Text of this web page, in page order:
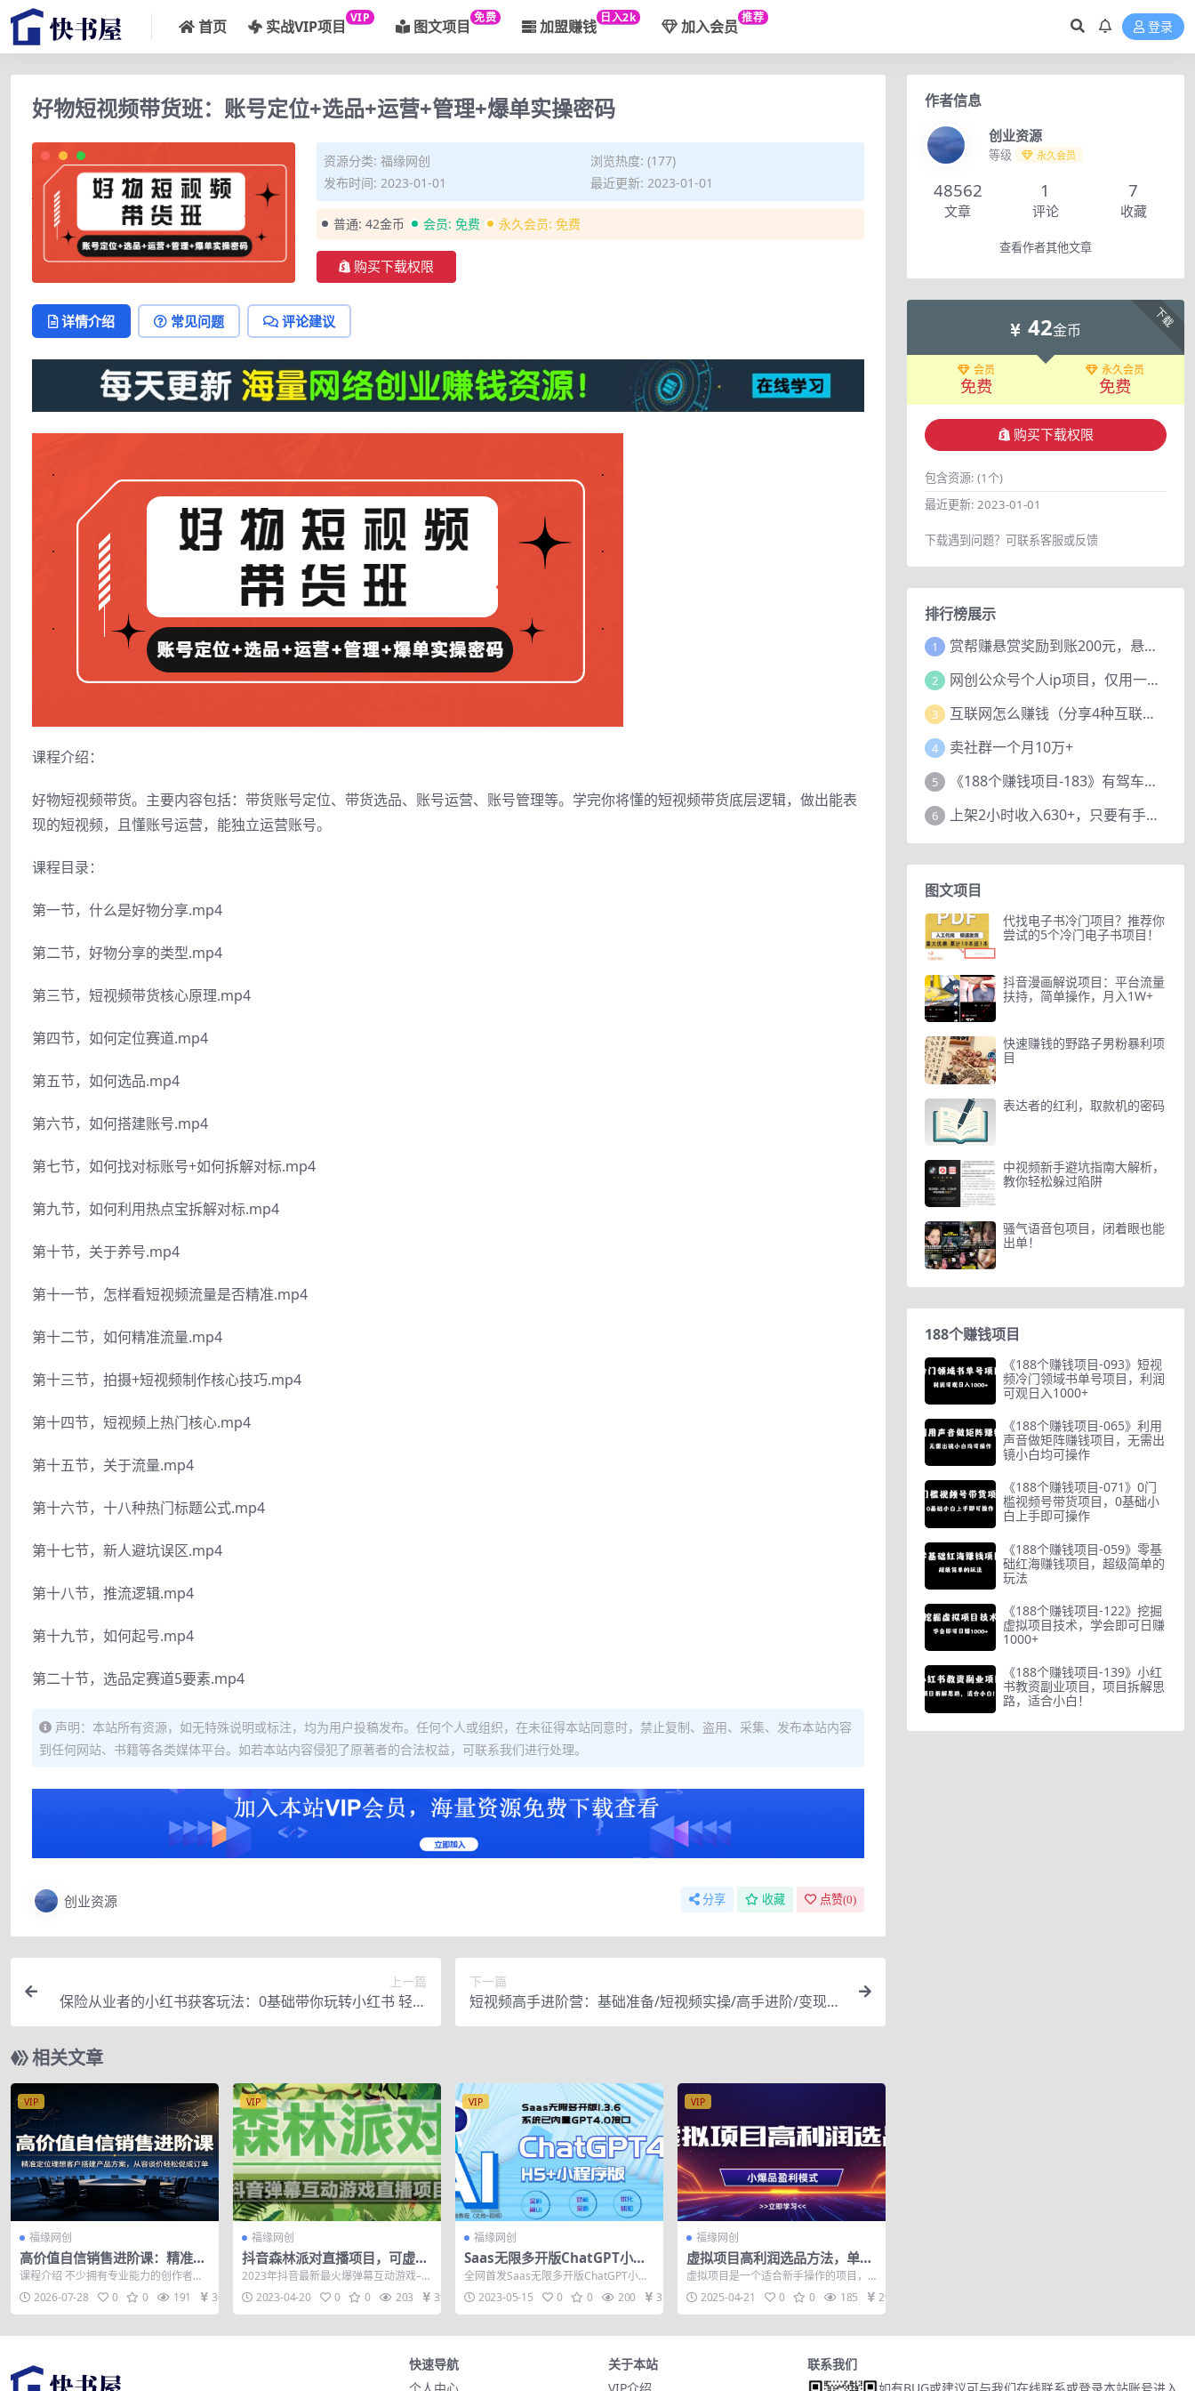
首页 实战VIP项目 VIP 图文项目 免费 加盟赚钱 日入2k 加入会员 推荐
登录
好物短视频带货班：账号定位+选品+运营+管理+爆单实操密码
资源分类: 福缘网创
浏览热度: (177)
发布时间: 2023-01-01
最近更新: 2023-01-01
普通: 42金币 会员: 免费 永久会员: 免费
购买下载权限
详情介绍 常见问题 评论建议
课程介绍：
好物短视频带货。主要内容包括：带货账号定位、带货选品、账号运营、账号管理等。学完你将懂的短视频带货底层逻辑，做出能表
现的短视频，且懂账号运营，能独立运营账号。
课程目录：
第一节，什么是好物分享.mp4
第二节，好物分享的类型.mp4
第三节，短视频带货核心原理.mp4
第四节，如何定位赛道.mp4
第五节，如何选品.mp4
第六节，如何搭建账号.mp4
第七节，如何找对标账号+如何拆解对标.mp4
第九节，如何利用热点宝拆解对标.mp4
第十节，关于养号.mp4
第十一节，怎样看短视频流量是否精准.mp4
第十二节，如何精准流量.mp4
第十三节，拍摄+短视频制作核心技巧.mp4
第十四节，短视频上热门核心.mp4
第十五节，关于流量.mp4
第十六节，十八种热门标题公式.mp4
第十七节，新人避坑误区.mp4
第十八节，推流逻辑.mp4
第十九节，如何起号.mp4
第二十节，选品定赛道5要素.mp4
声明：本站所有资源，如无特殊说明或标注，均为用户投稿发布。任何个人或组织，在未征得本站同意时，禁止复制、盗用、采集、发布本站内容
到任何网站、书籍等各类媒体平台。如若本站内容侵犯了原著者的合法权益，可联系我们进行处理。
创业资源 分享 收藏 点赞(0)
上一篇
保险从业者的小红书获客玩法：0基础带你玩转小红书 轻松
复制引流方法
下一篇
短视频高手进阶营：基础准备/短视频实操/高手进阶/变现落
地，一套搞定
相关文章
VIP
福缘网创
高价值自信销售进阶课：精准定
位理想客户搭建产品方案，从容
谈价轻松促成订单
课程介绍 不少拥有专业能力的创作者、
服务商，明明具备过硬实力，却不敢高
价报价，谈...
2026-07-28 0 0 191 30
VIP
福缘网创
抖音森林派对直播项目，可虚拟
人直播 抖音报白 实时互动直播
【软件+教程】
2023年抖音最新最火爆弹幕互动游戏–森
林派对【软件+开播教程+起号...
2023-04-20 0 0 203 39
VIP
福缘网创
Saas无限多开版ChatGPT小程
序+H5,内置GPT4.0接口,无限开
通坑位
全网首发Saas无限多开版ChatGPT小程
序+H5，系统已内置GPT4.0接口...
2023-05-15 0 0 200 35
VIP
福缘网创
虚拟项目高利润选品方法，单店
利润1W+，可多店倍增利润
虚拟项目是一个适合新手操作的项目，
投入低，利润高。 并且适合长期操作，
只要做好前...
2025-04-21 0 0 185 29
作者信息
创业资源
等级 永久会员
48562
文章
1
评论
7
收藏
查看作者其他文章
下载
42金币
会员
免费
永久会员
免费
购买下载权限
包含资源: (1个)
最近更新: 2023-01-01
下载遇到问题？可联系客服或反馈
排行榜展示
1 赏帮赚悬赏奖励到账200元，悬赏任务多劳多得，人人可做。
2 网创公众号个人ip项目，仅用一篇文章做到全网引流！
3 互联网怎么赚钱（分享4种互联网赚钱模式）
4 卖社群一个月10万+
5 《188个赚钱项目-183》有驾车评项目，动动小手，复制粘贴赚44元！
6 上架2小时收入630+，只要有手就能做的AI搞钱项目，奶奶看完都能学会!
图文项目
代找电子书冷门项目？推荐你
尝试的5个冷门电子书项目！
抖音漫画解说项目：平台流量
扶持，简单操作，月入1W+
快速赚钱的野路子男粉暴利项
目
表达者的红利，取款机的密码
中视频新手避坑指南大解析，
教你轻松躲过陷阱
骚气语音包项目，闭着眼也能
出单！
188个赚钱项目
《188个赚钱项目-093》短视
频冷门领域书单号项目，利润
可观日入1000+
《188个赚钱项目-065》利用
声音做矩阵赚钱项目，无需出
镜小白均可操作
《188个赚钱项目-071》0门
槛视频号带货项目，0基础小
白上手即可操作
《188个赚钱项目-059》零基
础红海赚钱项目，超级简单的
玩法
《188个赚钱项目-122》挖掘
虚拟项目技术，学会即可日赚
1000+
《188个赚钱项目-139》小红
书教资副业项目，项目拆解思
路，适合小白！
快速导航
关于本站
联系我们